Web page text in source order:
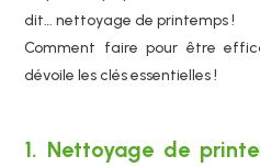
dit… nettoyage de printemps !
Comment faire pour être
dévoile les clés essentielles !
1. Nettoyage de